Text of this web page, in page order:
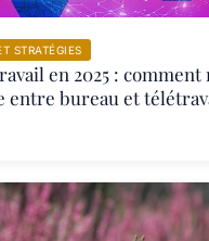
STRATÉGIES
en 2025 :
entre bureau et